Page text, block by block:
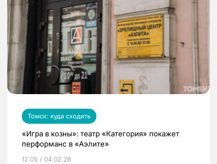
Томск: куда сходить
«Игра в козны»: театр «Категория» покажет
перформанс в «Аэлите»
12:05 / 04.02.26